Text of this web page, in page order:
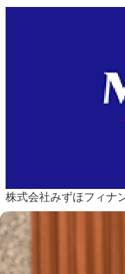
株式会社みずほフィナ